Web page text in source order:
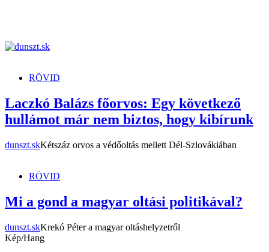
RÖVID
Laczkó Balázs főorvos: Egy következő
hullámot már nem biztos, hogy kibírunk
dunszt.skKétszáz orvos a védőoltás mellett Dél-Szlovákiában
RÖVID
Mi a gond a magyar oltási politikával?
dunszt.skKrekó Péter a magyar oltáshelyzetről
Kép/Hang